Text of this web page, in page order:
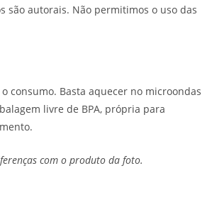
são autorais. Não permitimos o uso das
consumo. Basta aquecer no microondas
livre de BPA, própria para
com o produto da foto.